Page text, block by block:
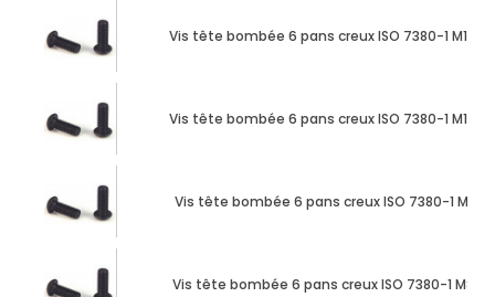
Vis tête bombée 6 pans creux ISO 7380-1 M10 X
Vis tête bombée 6 pans creux ISO 7380-1 M12 X
Vis tête bombée 6 pans creux ISO 7380-1 M8 X
Vis tête bombée 6 pans creux ISO 7380-1 M8 X